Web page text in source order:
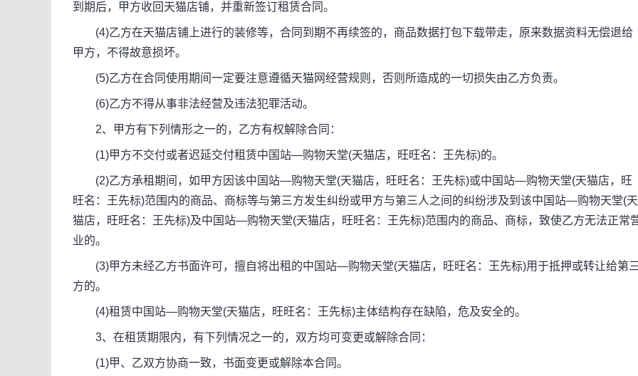
到期后，甲方收回天猫店铺，并重新签订租赁合同。
(4)乙方在天猫店铺上进行的装修等，合同到期不再续签的，商品数据打包下载带走，原来数据资料无偿退给
甲方，不得故意损坏。
(5)乙方在合同使用期间一定要注意遵循天猫网经营规则，否则所造成的一切损失由乙方负责。
(6)乙方不得从事非法经营及违法犯罪活动。
2、甲方有下列情形之一的，乙方有权解除合同：
(1)甲方不交付或者迟延交付租赁中国站—购物天堂(天猫店，旺旺名：王先标)的。
(2)乙方承租期间，如甲方因该中国站—购物天堂(天猫店，旺旺名：王先标)或中国站—购物天堂(天猫店，旺
旺名：王先标)范围内的商品、商标等与第三方发生纠纷或甲方与第三人之间的纠纷涉及到该中国站—购物天堂(天
猫店，旺旺名：王先标)及中国站—购物天堂(天猫店，旺旺名：王先标)范围内的商品、商标，致使乙方无法正常
业的。
(3)甲方未经乙方书面许可，擅自将出租的中国站—购物天堂(天猫店，旺旺名：王先标)用于抵押或转让给第
方的。
(4)租赁中国站—购物天堂(天猫店，旺旺名：王先标)主体结构存在缺陷，危及安全的。
3、在租赁期限内，有下列情况之一的，双方均可变更或解除合同：
(1)甲、乙双方协商一致，书面变更或解除本合同。